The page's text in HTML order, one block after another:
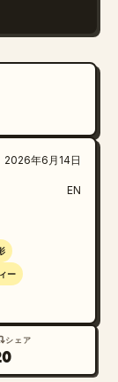
な幾何学模
、プレミアム
プラッシ
、グラフィッ
2026年6月14日
EN
ー
シェア